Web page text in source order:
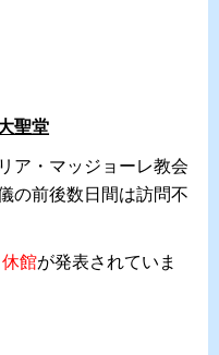
聖堂
ア・マッジョーレ教会
の前後数日間は訪問不
館が発表されていま